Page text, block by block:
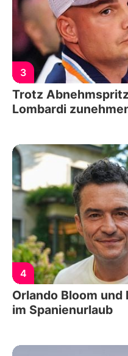
3
Trotz
Lombardi
4
Orlando Bloom
im Spanienurlaub